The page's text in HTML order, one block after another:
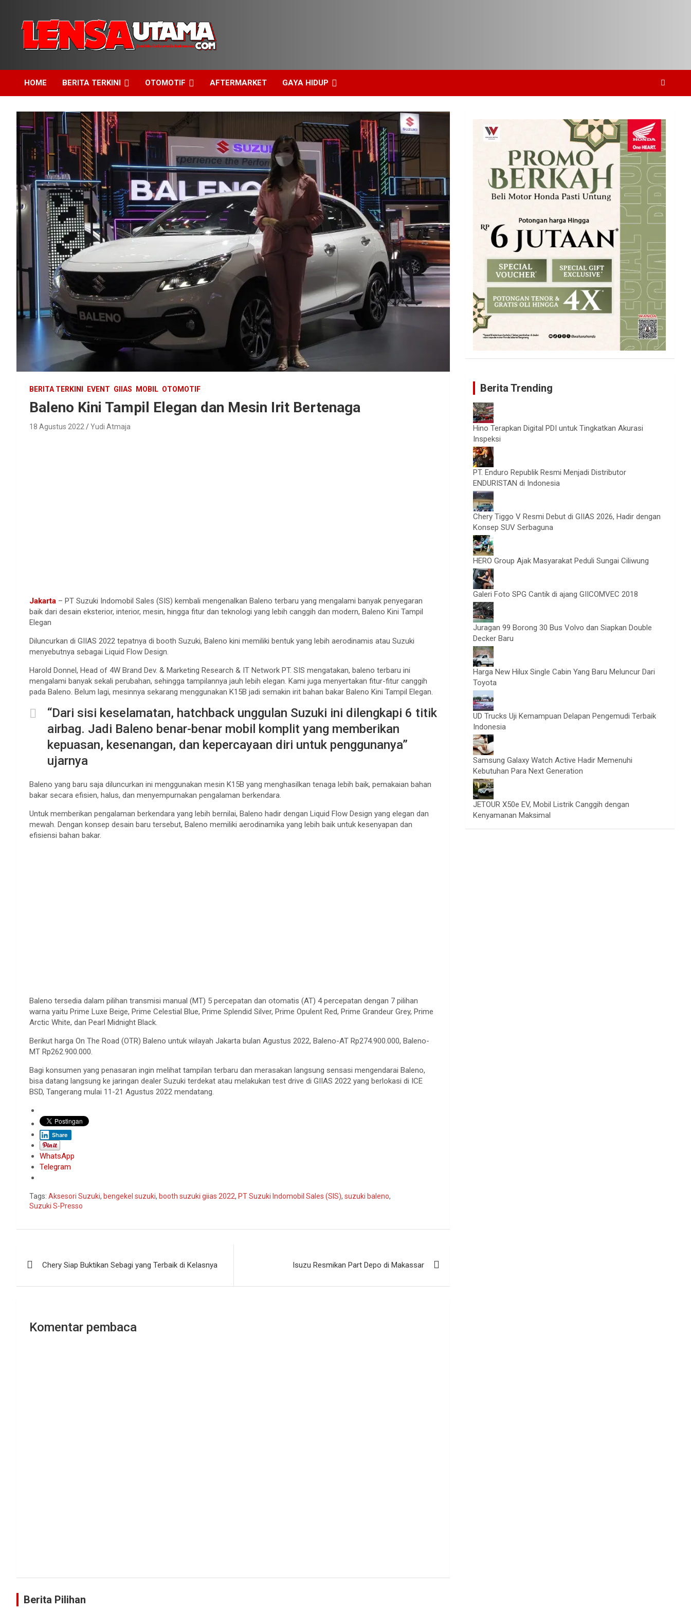
content
LensaUtama
HOME BERITA TERKINI OTOMOTIF AFTERMARKET GAYA HIDUP
BERITA TERKINI EVENT GIIAS MOBIL OTOMOTIF
Baleno Kini Tampil Elegan dan Mesin Irit Bertenaga
18 Agustus 2022 Yudi Atmaja
Jakarta – PT Suzuki Indomobil Sales (SIS) kembali mengenalkan Baleno terbaru yang mengalami banyak penyegaran
baik dari desain eksterior, interior, mesin, hingga fitur dan teknologi yang lebih canggih dan modern, Baleno Kini Tampil
Elegan
Diluncurkan di GIIAS 2022 tepatnya di booth Suzuki, Baleno kini memiliki bentuk yang lebih aerodinamis atau Suzuki
menyebutnya sebagai Liquid Flow Design.
Harold Donnel, Head of 4W Brand Dev. & Marketing Research & IT Network PT. SIS mengatakan, baleno terbaru ini
mengalami banyak sekali perubahan, sehingga tampilannya jauh lebih elegan. Kami juga menyertakan fitur-fitur canggih
pada Baleno. Belum lagi, mesinnya sekarang menggunakan K15B jadi semakin irit bahan bakar Baleno Kini Tampil Elegan.
“Dari sisi keselamatan, hatchback unggulan Suzuki ini dilengkapi 6 titik
airbag. Jadi Baleno benar-benar mobil komplit yang memberikan
kepuasan, kesenangan, dan kepercayaan diri untuk penggunanya”
ujarnya
Baleno yang baru saja diluncurkan ini menggunakan mesin K15B yang menghasilkan tenaga lebih baik, pemakaian bahan
bakar secara efisien, halus, dan menyempurnakan pengalaman berkendara.
Untuk memberikan pengalaman berkendara yang lebih bernilai, Baleno hadir dengan Liquid Flow Design yang elegan dan
mewah. Dengan konsep desain baru tersebut, Baleno memiliki aerodinamika yang lebih baik untuk kesenyapan dan
efisiensi bahan bakar.
Baleno tersedia dalam pilihan transmisi manual (MT) 5 percepatan dan otomatis (AT) 4 percepatan dengan 7 pilihan
warna yaitu Prime Luxe Beige, Prime Celestial Blue, Prime Splendid Silver, Prime Opulent Red, Prime Grandeur Grey, Prime
Arctic White, dan Pearl Midnight Black.
Berikut harga On The Road (OTR) Baleno untuk wilayah Jakarta bulan Agustus 2022, Baleno-AT Rp274.900.000, Baleno-
MT Rp262.900.000.
Bagi konsumen yang penasaran ingin melihat tampilan terbaru dan merasakan langsung sensasi mengendarai Baleno,
bisa datang langsung ke jaringan dealer Suzuki terdekat atau melakukan test drive di GIIAS 2022 yang berlokasi di ICE
BSD, Tangerang mulai 11-21 Agustus 2022 mendatang.
Share
WhatsApp
Telegram
Tags: Aksesori Suzuki, bengekel suzuki, booth suzuki giias 2022, PT Suzuki Indomobil Sales (SIS), suzuki baleno,
Suzuki S-Presso
Chery Siap Buktikan Sebagi yang Terbaik di Kelasnya Isuzu Resmikan Part Depo di Makassar
Komentar pembaca
Berita Trending
Hino Terapkan Digital PDI untuk Tingkatkan Akurasi
Inspeksi
PT. Enduro Republik Resmi Menjadi Distributor
ENDURISTAN di Indonesia
Chery Tiggo V Resmi Debut di GIIAS 2026, Hadir dengan
Konsep SUV Serbaguna
HERO Group Ajak Masyarakat Peduli Sungai Ciliwung
Galeri Foto SPG Cantik di ajang GIICOMVEC 2018
Juragan 99 Borong 30 Bus Volvo dan Siapkan Double
Decker Baru
Harga New Hilux Single Cabin Yang Baru Meluncur Dari
Toyota
UD Trucks Uji Kemampuan Delapan Pengemudi Terbaik
Indonesia
Samsung Galaxy Watch Active Hadir Memenuhi
Kebutuhan Para Next Generation
JETOUR X50e EV, Mobil Listrik Canggih dengan
Kenyamanan Maksimal
Berita Pilihan